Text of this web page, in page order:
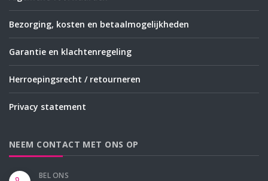
Bezorging, kosten en betaalmogelijkheden
Garantie en klachtenregeling
Herroepingsrecht / retourneren
Privacy statement
NEEM CONTACT MET ONS OP
BEL ONS